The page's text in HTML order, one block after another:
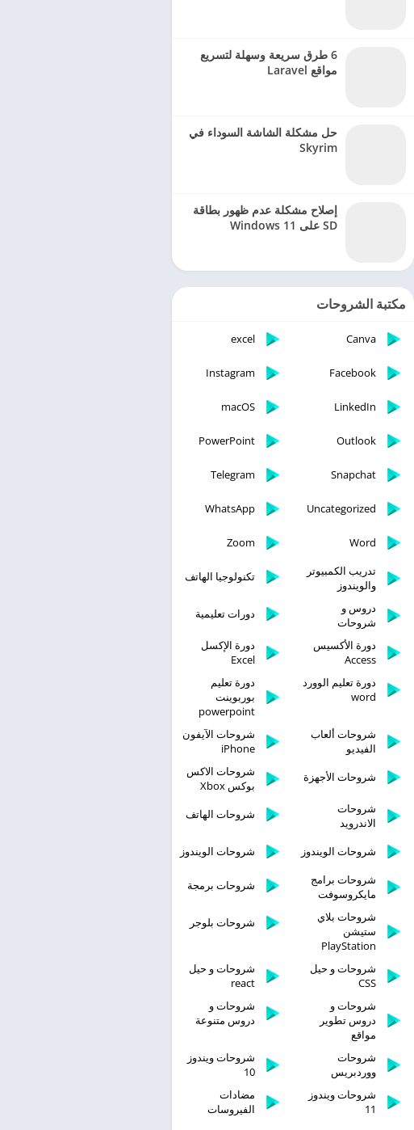
6 طرق سريعة وسهلة لتسريع
مواقع Laravel
حل مشكلة الشاشة السوداء في
Skyrim
إصلاح مشكلة عدم ظهور بطاقة
SD على Windows 11
مكتبة الشروحات
Canva
excel
Facebook
Instagram
LinkedIn
macOS
Outlook
PowerPoint
Snapchat
Telegram
Uncategorized
WhatsApp
Word
Zoom
تدريب الكمبيوتر
والويندوز
تكنولوجيا الهاتف
دروس و
شروحات
دورات تعليمية
دورة الأكسيس
Access
دورة الإكسل
Excel
دورة تعليم الوورد
word
دورة تعليم
بوربوينت
powerpoint
شروحات ألعاب
الفيديو
شروحات الآيفون
iPhone
شروحات الأجهزة
شروحات الاكس
بوكس Xbox
شروحات
الاندرويد
شروحات الهاتف
شروحات الويندوز
شروحات الويندوز
شروحات برامج
مايكروسوفت
شروحات برمجة
شروحات بلاي
ستيشن
PlayStation
شروحات بلوجر
شروحات و حيل
CSS
شروحات و حيل
react
شروحات و
دروس تطوير
مواقع
شروحات و
دروس متنوعة
شروحات
ووردبريس
شروحات ويندوز
10
شروحات ويندوز
11
مضادات
الفيروسات